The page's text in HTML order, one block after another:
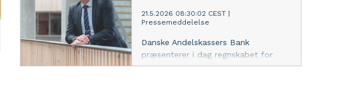
21.5.2026 08:30:02 CEST
Pressemeddelelse
Danske Andelskassers Bank
præsenterer i dag regnskabet for
første kvartal 2026. Det viser et